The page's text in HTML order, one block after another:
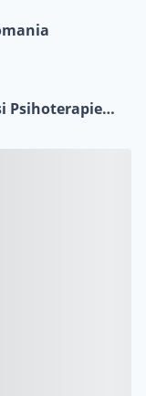
Asociatia de Hipnoterapie si Psihoterapie Cognitiv Comportamentala